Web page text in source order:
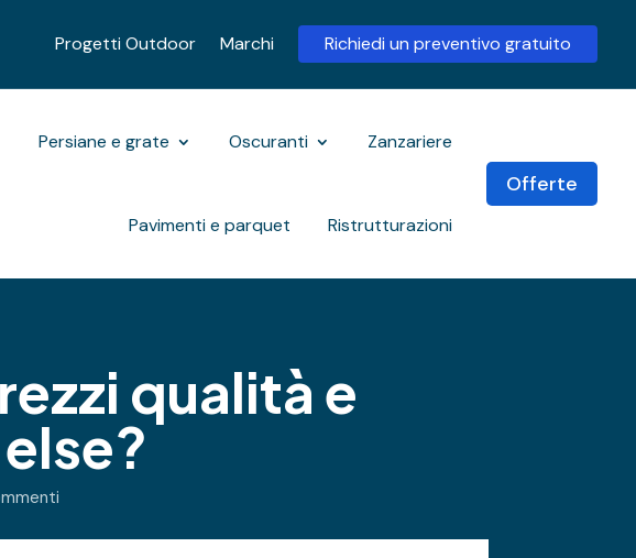
Progetti Outdoor Marchi Richiedi un preventivo gratuito
Persiane e grate Oscuranti Zanzariere
Pavimenti e parquet Ristrutturazioni
Offerte
qualità e